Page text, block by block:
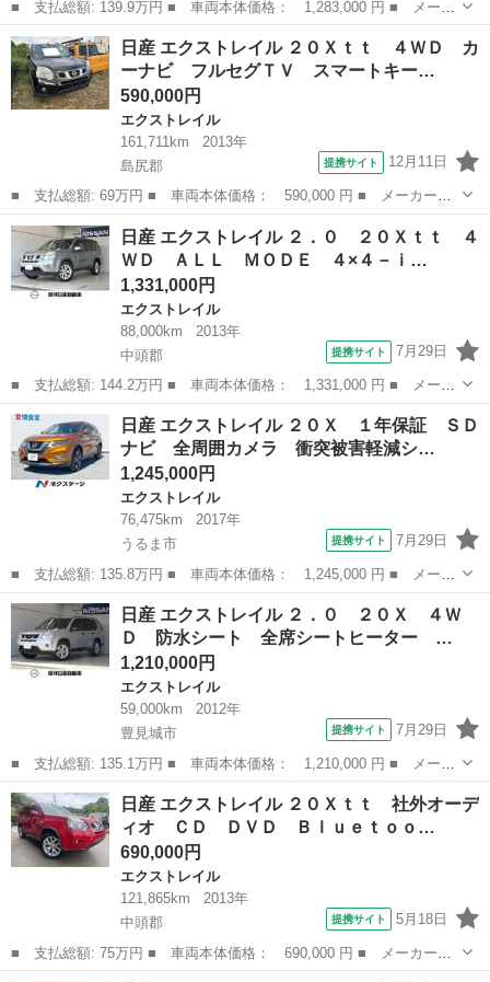
■ 支払総額: 139.9万円 ■ 車両本体価格： 1,283,000 円 ■ メーカ
ー名： 日産 ■ 車種名： エクストレイル ■ グレード名： ２０
Ｘｉ １年保証付 全周囲カメラ 衝突被害軽減システム レーダー
クルーズ...
沖縄 中頭郡 エクストレイル
日産 エクストレイル ２０Ｘｔｔ ４ＷＤ カ
ーナビ フルセグＴＶ スマートキー…
590,000円
エクストレイル
161,711km
2013年
島尻郡
提携サイト 12月11日
■ 支払総額: 69万円 ■ 車両本体価格： 590,000 円 ■ メーカー
名： 日産 ■ 車種名： エクストレイル ■ グレード名： ２０Ｘ
ｔｔ ４ＷＤ カーナビ フルセグＴＶ スマートキー ＥＴＣ サ
ンルーフ Ｂｌｕ...
沖縄 島尻郡 エクストレイル
日産 エクストレイル ２．０ ２０Ｘｔｔ ４
ＷＤ ＡＬＬ ＭＯＤＥ ４×４－ｉ…
1,331,000円
エクストレイル
88,000km
2013年
中頭郡
提携サイト 7月29日
■ 支払総額: 144.2万円 ■ 車両本体価格： 1,331,000 円 ■ メーカ
ー名： 日産 ■ 車種名： エクストレイル ■ グレード名： ２．
０ ２０Ｘｔｔ ４ＷＤ ＡＬＬ ＭＯＤＥ ４×４－ｉ アドバンス
ドヒル...
沖縄 中頭郡 エクストレイル
日産 エクストレイル ２０Ｘ １年保証 ＳＤ
ナビ 全周囲カメラ 衝突被害軽減シ…
1,245,000円
エクストレイル
76,475km
2017年
うるま市
提携サイト 7月29日
■ 支払総額: 135.8万円 ■ 車両本体価格： 1,245,000 円 ■ メーカ
ー名： 日産 ■ 車種名： エクストレイル ■ グレード名： ２０
Ｘ １年保証 ＳＤナビ 全周囲カメラ 衝突被害軽減システム レ
ーダーク...
沖縄 うるま市 エクストレイル
日産 エクストレイル ２．０ ２０Ｘ ４Ｗ
Ｄ 防水シート 全席シートヒーター …
1,210,000円
エクストレイル
59,000km
2012年
豊見城市
提携サイト 7月29日
■ 支払総額: 135.1万円 ■ 車両本体価格： 1,210,000 円 ■ メーカ
ー名： 日産 ■ 車種名： エクストレイル ■ グレード名： ２．
０ ２０Ｘ ４ＷＤ 防水シート 全席シートヒーター 純正ナビ／
バックモ...
沖縄 豊見城市 エクストレイル
日産 エクストレイル ２０Ｘｔｔ 社外オーデ
ィオ ＣＤ ＤＶＤ Ｂｌｕｅｔｏｏ…
690,000円
エクストレイル
121,865km
2013年
中頭郡
提携サイト 5月18日
■ 支払総額: 75万円 ■ 車両本体価格： 690,000 円 ■ メーカー
名： 日産 ■ 車種名： エクストレイル ■ グレード名： ２０Ｘ